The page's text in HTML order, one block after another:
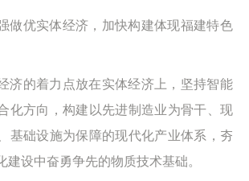
做优实体经济，加快构建体现福建特色
济的着力点放在实体经济上，坚持智能
化方向，构建以先进制造业为骨干、现
基础设施为保障的现代化产业体系，夯
建设中奋勇争先的物质技术基础。